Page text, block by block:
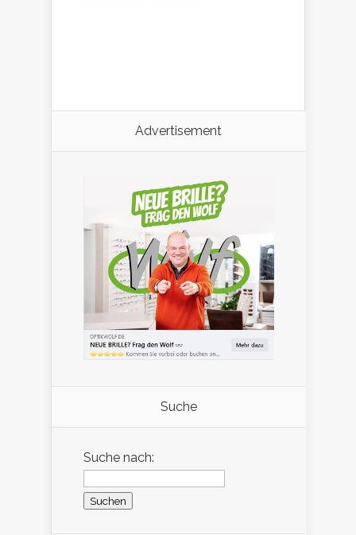
Advertisement
Suche
Suche nach: